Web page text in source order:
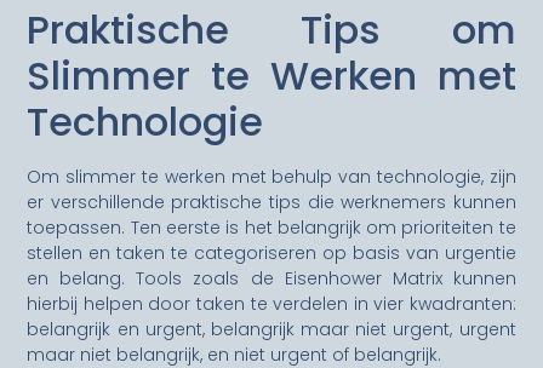
Praktische Tips om
Slimmer te Werken met
Technologie
Om slimmer te werken met behulp van technologie, zijn
er verschillende praktische tips die werknemers kunnen
toepassen. Ten eerste is het belangrijk om prioriteiten te
stellen en taken te categoriseren op basis van urgentie
en belang. Tools zoals de Eisenhower Matrix kunnen
hierbij helpen door taken te verdelen in vier kwadranten:
belangrijk en urgent, belangrijk maar niet urgent, urgent
maar niet belangrijk, en niet urgent of belangrijk.